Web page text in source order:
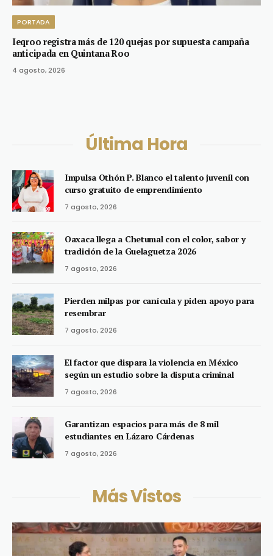
PORTADA
Ieqroo registra más de 120 quejas por supuesta campaña
anticipada en Quintana Roo
4 agosto, 2026
Última Hora
Impulsa Othón P. Blanco el talento juvenil con
curso gratuito de emprendimiento
7 agosto, 2026
Oaxaca llega a Chetumal con el color, sabor y
tradición de la Guelaguetza 2026
7 agosto, 2026
Pierden milpas por canícula y piden apoyo para
resembrar
7 agosto, 2026
El factor que dispara la violencia en México
según un estudio sobre la disputa criminal
7 agosto, 2026
Garantizan espacios para más de 8 mil
estudiantes en Lázaro Cárdenas
7 agosto, 2026
Más Vistos